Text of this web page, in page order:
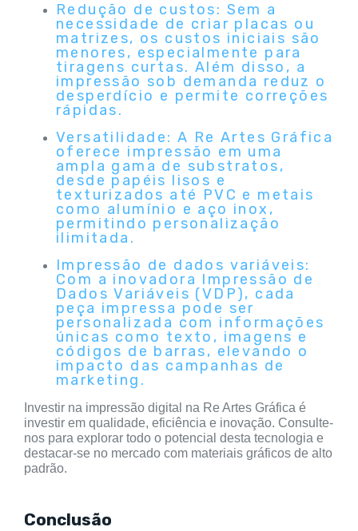
Redução de custos: Sem a
necessidade de criar placas ou
matrizes, os custos iniciais são
menores, especialmente para
tiragens curtas. Além disso, a
impressão sob demanda reduz o
desperdício e permite correções
rápidas.
Versatilidade: A Re Artes Gráfica
oferece impressão em uma
ampla gama de substratos,
desde papéis lisos e
texturizados até PVC e metais
como alumínio e aço inox,
permitindo personalização
ilimitada.
Impressão de dados variáveis:
Com a inovadora Impressão de
Dados Variáveis (VDP), cada
peça impressa pode ser
personalizada com informações
únicas como texto, imagens e
códigos de barras, elevando o
impacto das campanhas de
marketing.
Investir na impressão digital na Re Artes Gráfica é
investir em qualidade, eficiência e inovação. Consulte-
nos para explorar todo o potencial desta tecnologia e
destacar-se no mercado com materiais gráficos de alto
padrão.
Conclusão